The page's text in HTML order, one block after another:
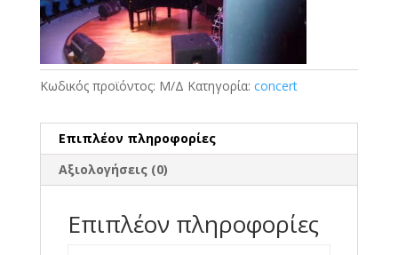
Κωδικός προϊόντος: Μ/Δ Κατηγορία: concert
Επιπλέον πληροφορίες
Αξιολογήσεις (0)
Επιπλέον πληροφορίες